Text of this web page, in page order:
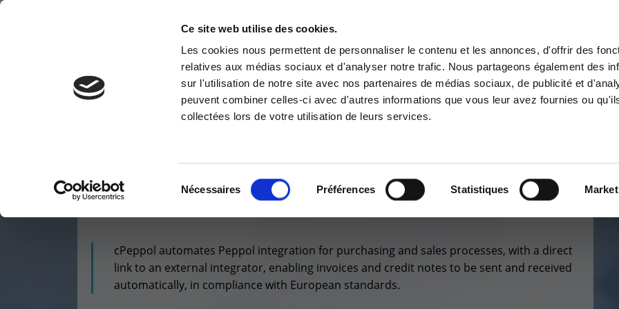
Ce site web utilise des cookies.
Les cookies nous permettent de personnaliser le contenu et les annonces, d'offrir des
relatives aux médias sociaux et d'analyser notre trafic. Nous partageons également des
sur l'utilisation de notre site avec nos partenaires de médias sociaux, de publicité et
peuvent combiner celles-ci avec d'autres informations que vous leur avez fournies ou
collectées lors de votre utilisation de leurs services.
Nécessaires Préférences Statistiques
Contact-us
Information request
You have a question ? Need
+32(0)800 12 512
info-cpld@keyes.eu
Customer area
Access to the information area
Customer area
Services Center
+32(0)800/12.712 (Fr)
+32(0)800/12.812 (Nl)
support-cpld@keyes.eu
CONTACT & ACCESS MAP
BUSINESS APP GOUVERNANCE
WHAT ISC-PEPPOL365 ?
cPeppol automates Peppol integration for purchasing and sales processes, with a direct
link to an external integrator, enabling invoices and credit notes to be sent and received
automatically, in compliance with European standards.